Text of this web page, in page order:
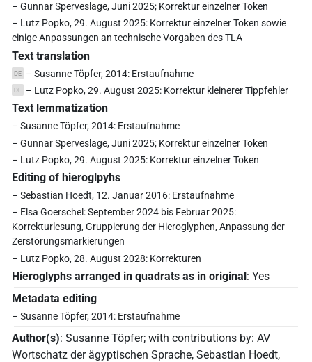
– Gunnar Sperveslage, Juni 2025; Korrektur einzelner Token
– Lutz Popko, 29. August 2025: Korrektur einzelner Token sowie
einige Anpassungen an technische Vorgaben des TLA
Text translation
DE – Susanne Töpfer, 2014: Erstaufnahme
DE – Lutz Popko, 29. August 2025: Korrektur kleinerer Tippfehler
Text lemmatization
– Susanne Töpfer, 2014: Erstaufnahme
– Gunnar Sperveslage, Juni 2025; Korrektur einzelner Token
– Lutz Popko, 29. August 2025: Korrektur einzelner Token
Editing of hieroglpyhs
– Sebastian Hoedt, 12. Januar 2016: Erstaufnahme
– Elsa Goerschel: September 2024 bis Februar 2025:
Korrekturlesung, Gruppierung der Hieroglyphen, Anpassung der
Zerstörungsmarkierungen
– Lutz Popko, 28. August 2028: Korrekturen
Hieroglyphs arranged in quadrats as in original: Yes
Metadata editing
– Susanne Töpfer, 2014: Erstaufnahme
Author(s): Susanne Töpfer; with contributions by: AV
Wortschatz der ägyptischen Sprache, Sebastian Hoedt,